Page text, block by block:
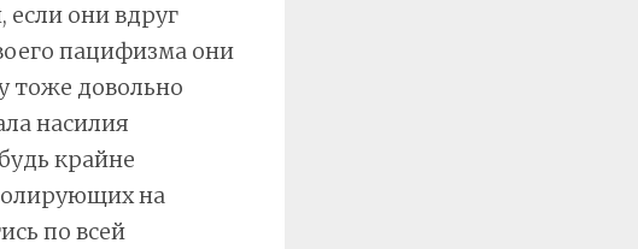
если они вдруг
пацифизма они
тоже довольно
насилия
крайне
на
по всей